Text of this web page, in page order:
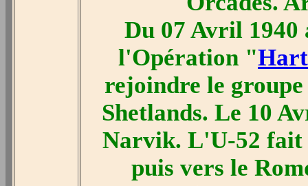
Du 07 Avril 1940
l'Opération "
rejoindre le
Shetlands. Le 10
Narvik. L'U-52 fait
puis vers le